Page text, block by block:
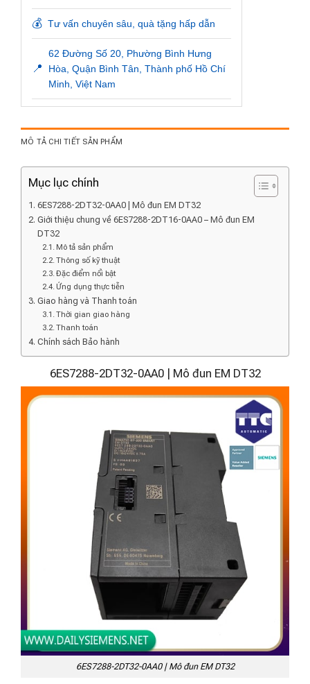
💰 Tư vấn chuyên sâu, quà tặng hấp dẫn
📍
62 Đường Số 20, Phường Bình Hưng
Hòa, Quận Bình Tân, Thành phố Hồ Chí
Minh, Việt Nam
MÔ TẢ CHI TIẾT SẢN PHẨM
Mục lục chính
6ES7288-2DT32-0AA0 | Mô đun EM DT32
Giới thiệu chung về 6ES7288-2DT16-0AA0 – Mô đun EM
DT32
Mô tả sản phẩm
Thông số kỹ thuật
Đặc điểm nổi bật
Ứng dụng thực tiễn
Giao hàng và Thanh toán
Thời gian giao hàng
Thanh toán
Chính sách Bảo hành
6ES7288-2DT32-0AA0 | Mô đun EM DT32
6ES7288-2DT32-0AA0 | Mô đun EM DT32